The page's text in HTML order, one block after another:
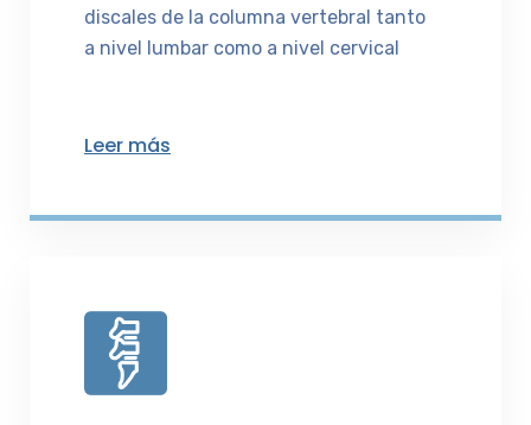
discales de la columna vertebral tanto
a nivel lumbar como a nivel cervical
Leer más